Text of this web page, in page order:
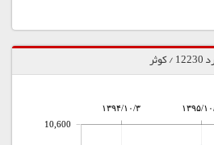
۱۳۹۴/۱۰/۳ ۱۰/۴
10,600